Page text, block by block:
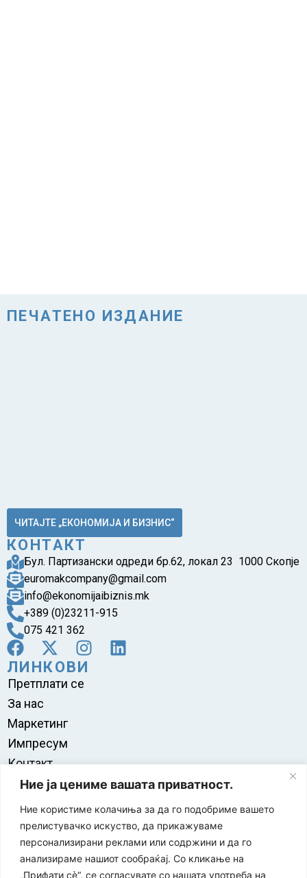
Ние ја цениме вашата приватност.
Ние користиме колачиња за да го подобриме вашето
прелистувачко искуство, да прикажуваме
персонализирани реклами или содржини и да го
анализираме нашиот сообраќај. Со кликање на
„Прифати сè“, се согласувате со нашата употреба на
ПЕЧАТЕНО ИЗДАНИЕ
ЧИТАЈТЕ „ЕКОНОМИЈА И БИЗНИС“
КОНТАКТ
Бул. Партизански одреди бр.62, локал 23 1000 Скопје
euromakcompany@gmail.com
info@ekonomijaibiznis.mk
+389 (0)23211-915
075 421 362
ЛИНКОВИ
Претплати се
За нас
Маркетинг
Импресум
Контакт
Правила на користење